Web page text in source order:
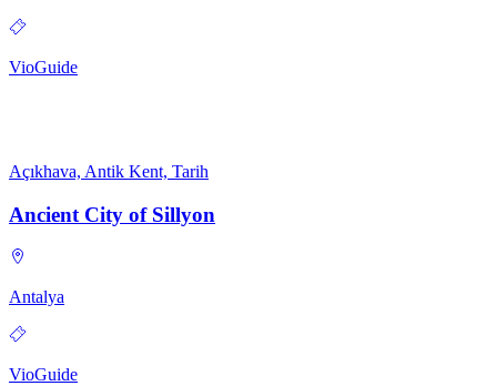
VioGuide
Açıkhava, Antik Kent, Tarih
Ancient City of Sillyon
Antalya
VioGuide